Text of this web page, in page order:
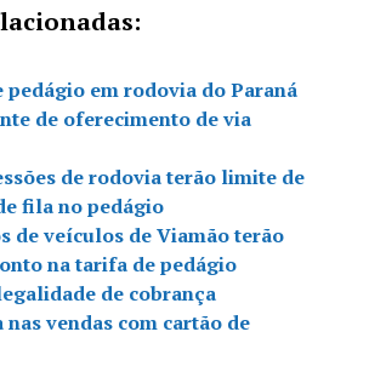
pedágio em rodovia do Paraná
de oferecimento de via
de rodovia terão limite de
fila no pedágio
de veículos de Viamão terão
na tarifa de pedágio
de cobrança
vendas com cartão de